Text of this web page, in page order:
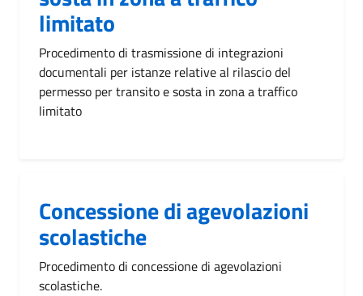
limitato
Procedimento di trasmissione di integrazioni
documentali per istanze relative al rilascio del
permesso per transito e sosta in zona a traffico
limitato
Concessione di agevolazioni
scolastiche
Procedimento di concessione di agevolazioni
scolastiche.